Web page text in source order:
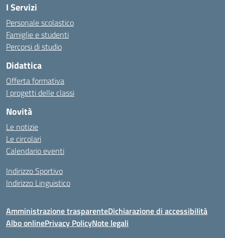
I Servizi
Personale scolastico
Famiglie e studenti
Percorsi di studio
Didattica
Offerta formativa
I progetti delle classi
Novità
Le notizie
Le circolari
Calendario eventi
Indirizzo Sportivo
Indirizzo Linguistico
Amministrazione trasparenteDichiarazione di accessibilità
Albo onlinePrivacy PolicyNote legali